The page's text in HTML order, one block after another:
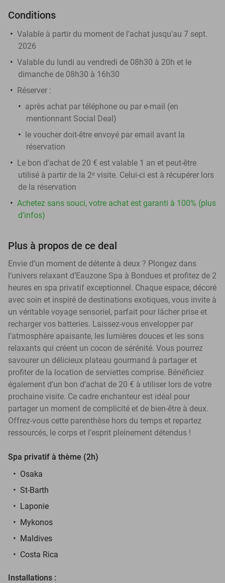
Conditions
Valable à partir du moment de l'achat jusqu'au 7 sept.
2026
Valable du lundi au vendredi de 08h30 à 20h et le
dimanche de 08h30 à 16h30
Réserver :
après achat par téléphone ou par e-mail (en
mentionnant Social Deal)
le voucher doit-être envoyé par email avant la
réservation
Le bon d'achat de 20 € est valable 1 an et peut-être
utilisé à partir de la 2ᵉ visite. Celui-ci est à récupérer lors
de la réservation
Achetez sans souci, votre achat est garanti à 100% (plus
d'infos)
Plus à propos de ce deal
Envie d’un moment de détente à deux ? Plongez dans
l’univers relaxant d’Eauzone Spa à Bondues et profitez de 2
heures en spa privatif exceptionnel. Chaque espace, décoré
avec soin et inspiré de destinations exotiques, vous invite à
un véritable voyage sensoriel, parfait pour lâcher prise et
recharger vos batteries. Laissez-vous envelopper par
l’atmosphère apaisante, les lumières douces et les sons
relaxants qui créent un cocon de sérénité. Vous pourrez
savourer un délicieux plateau gourmand à partager et
profiter de la location de serviettes comprise. Bénéficiez
également d’un bon d’achat de 20 € à utiliser lors de votre
prochaine visite. Ce cadre enchanteur est idéal pour
partager un moment de complicité et de bien-être à deux.
Offrez-vous cette parenthèse hors du temps et repartez
ressourcés, le corps et l’esprit pleinement détendus !
Spa privatif à thème (2h)
Osaka
St-Barth
Laponie
Mykonos
Maldives
Costa Rica
Installations :